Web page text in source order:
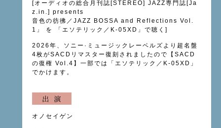
[オーディオの総合月刊誌[STEREO] JAZZ専門誌[Ja
z.in.] presents
音色の彷彿／JAZZ BOSSA and Reflections Vol.
1」 を 「エソテリック／K-05XD」で聴く]
2026年、ソニー·ミュージックレーベルズより超名盤
4枚がSACDリマスター復刻されましたので【SACD
の復権 Vol.4】一部では「エソテリック／K-05XD」
でかけます。
オノセイゲン